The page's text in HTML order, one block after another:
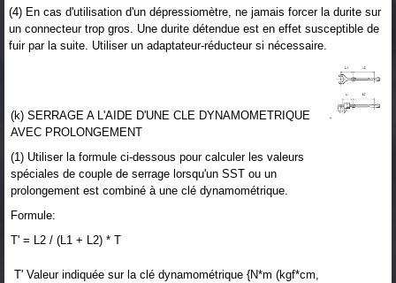
(4) En cas d'utilisation d'un dépressiomètre, ne jamais forcer la durite sur
un connecteur trop gros. Une durite détendue est en effet susceptible de
fuir par la suite. Utiliser un adaptateur-réducteur si nécessaire.
(k) SERRAGE A L'AIDE D'UNE CLE DYNAMOMETRIQUE
AVEC PROLONGEMENT
(1) Utiliser la formule ci-dessous pour calculer les valeurs
spéciales de couple de serrage lorsqu'un SST ou un
prolongement est combiné à une clé dynamométrique.
Formule:
T' = L2 / (L1 + L2) * T
T' Valeur indiquée sur la clé dynamométrique {N*m (kgf*cm,